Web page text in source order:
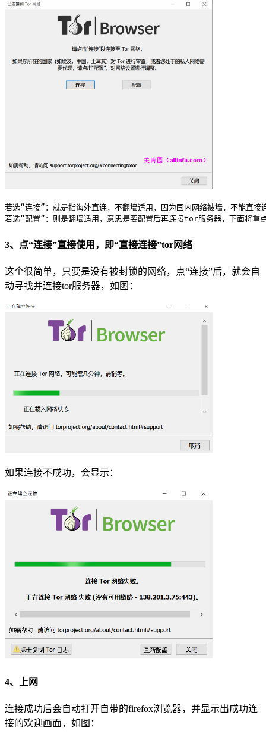
若选“连接”：就是指海外直连，不翻墙适用，因为国内网络被墙，不能直
3、点“连接”直接使用，即“直接连接”tor网络
这个很简单，只要是没有被封锁的网络，点“连接”后，就会自
动寻找并连接tor服务器，如图：
如果连接不成功，会显示：
4、上网
连接成功后会自动打开自带的firefox浏览器，并显示出成功连
接的欢迎画面，如图：